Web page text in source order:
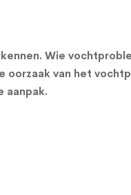
Wie
van het
aanpak.